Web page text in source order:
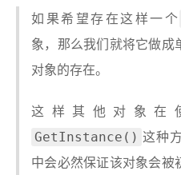
如果希望存在这样一个
象，那么我们就将它做成
对象的存在。
这样其他对象在
GetInstance() 这种
中会必然保证该对象会被